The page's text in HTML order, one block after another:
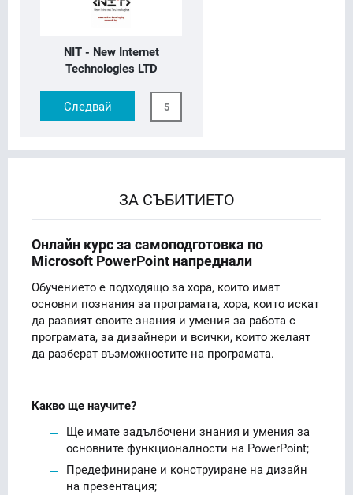
NIT - New Internet
Technologies LTD
Следвай 5
ЗА СЪБИТИЕТО
Онлайн курс за самоподготовка по
Microsoft PowerPoint напреднали
Обучението е подходящо за хора, които имат
основни познания за програмата, хора, които искат
да развият своите знания и умения за работа с
програмата, за дизайнери и всички, които желаят
да разберат възможностите на програмата.
Какво ще научите?
Ще имате задълбочени знания и умения за
основните функционалности на PowerPoint;
Предефиниране и конструиране на дизайн
на презентация;